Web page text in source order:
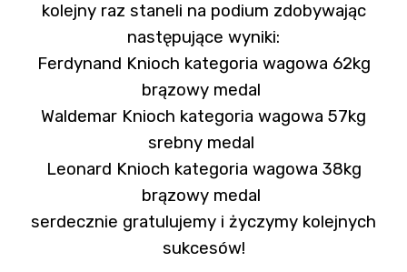
kolejny raz staneli na podium zdobywając
następujące wyniki:
Ferdynand Knioch kategoria wagowa 62kg
brązowy medal
Waldemar Knioch kategoria wagowa 57kg
srebny medal
Leonard Knioch kategoria wagowa 38kg
brązowy medal
serdecznie gratulujemy i życzymy kolejnych
sukcesów!